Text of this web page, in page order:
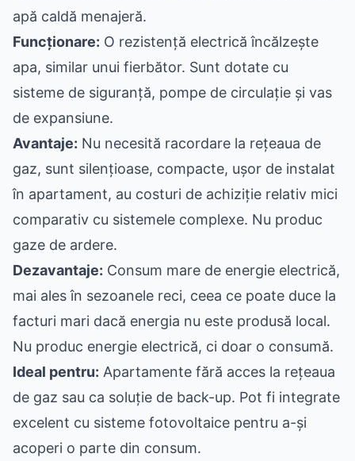
apă caldă menajeră.
Funcționare: O rezistență electrică încălzește
apa, similar unui fierbător. Sunt dotate cu
sisteme de siguranță, pompe de circulație și vas
de expansiune.
Avantaje: Nu necesită racordare la rețeaua de
gaz, sunt silențioase, compacte, ușor de instalat
în apartament, au costuri de achiziție relativ mici
comparativ cu sistemele complexe. Nu produc
gaze de ardere.
Dezavantaje: Consum mare de energie electrică,
mai ales în sezoanele reci, ceea ce poate duce la
facturi mari dacă energia nu este produsă local.
Nu produc energie electrică, ci doar o consumă.
Ideal pentru: Apartamente fără acces la rețeaua
de gaz sau ca soluție de back-up. Pot fi integrate
excelent cu sisteme fotovoltaice pentru a-și
acoperi o parte din consum.